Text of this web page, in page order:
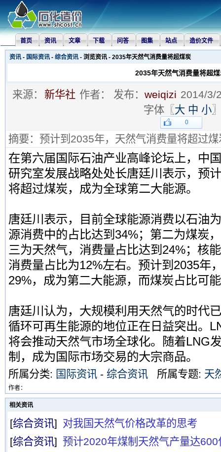
首页 资讯 文章 下载 问答 图集 站点 造价文件
资讯 - 国际资讯 - 综合资讯 - 浏览资讯 - 2035年天然气消费量将超煤炭
2035年天然气消费量将超
来源： 新华社 作者： 发布： weiqizi 2014/3/
字体〖大 中 小
0
摘要：预计到2035年，天然气消费量将超过
在第六届国际石油产业高峰论坛上，中
研究室发展战略处处长唐廷川表示，预
将超过煤炭，成为全球第二大能源。
唐廷川表示，目前全球能源消费以石油
源消费中的占比达到34%；第二为煤炭
三为天然气，消费量占比达到24%；核
消费量占比为12%左右。预计到2035年
29%，成为第二大能源，而煤炭占比可
唐廷川认为，大规模利用天然气的时代
循环可再生能源的地位正在日益突出。
将会推动天然气市场全球化。随着LNG
制，成为国际市场交易的大宗商品。
所属分类: 国际资讯 - 综合资讯 所属专题: 天
作者：
相关资讯
[综合资讯] 对我国天然气价格改革的思考
[综合资讯] 预计2020年煤制天然气产量达600